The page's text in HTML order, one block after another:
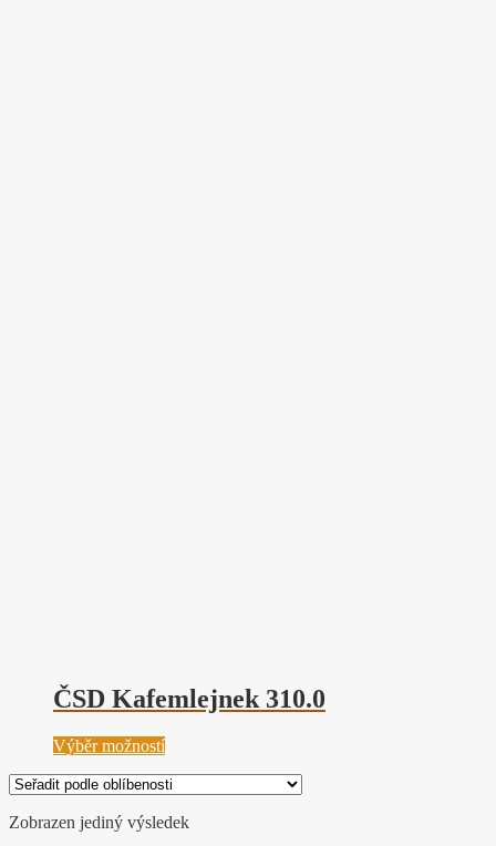
ČSD Kafemlejnek 310.0
Výběr možnostíTento
má
variant.
Zobrazen jediný výsledek